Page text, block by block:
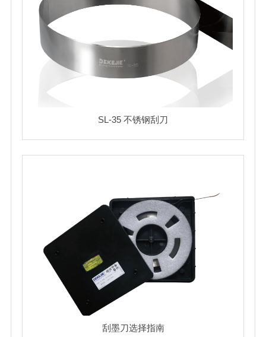
SL-35 不锈钢刮刀
刮墨刀选择指南